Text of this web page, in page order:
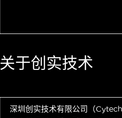
关于创实技术
深圳创实技术有限公司（